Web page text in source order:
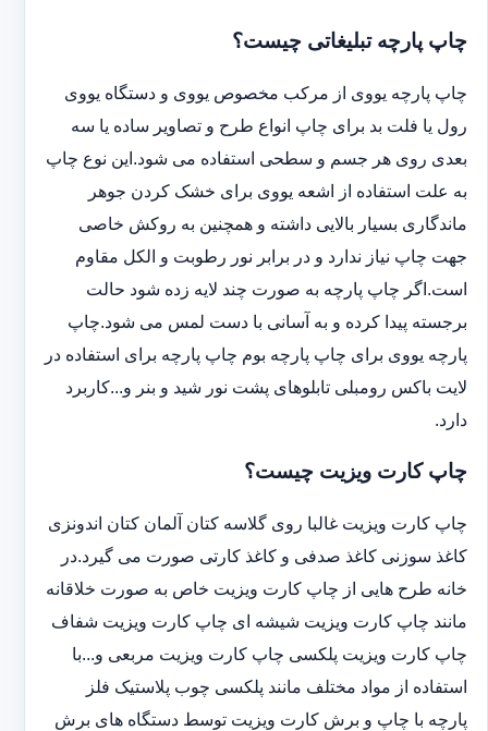
چاپ پارچه تبلیغاتی چیست؟
چاپ پارچه یووی از مرکب مخصوص یووی و دستگاه یووی
رول یا فلت بد برای چاپ انواع طرح و تصاویر ساده یا سه
بعدی روی هر جسم و سطحی استفاده می شود.این نوع چاپ
به علت استفاده از اشعه یووی برای خشک کردن جوهر
ماندگاری بسیار بالایی داشته و همچنین به روکش خاصی
جهت چاپ نیاز ندارد و در برابر نور رطوبت و الکل مقاوم
است.اگر چاپ پارچه به صورت چند لایه زده شود حالت
برجسته پیدا کرده و به آسانی با دست لمس می شود.چاپ
پارچه یووی برای چاپ پارچه بوم چاپ پارچه برای استفاده در
لایت باکس رومبلی تابلوهای پشت نور شید و بنر و...کاربرد
دارد.
چاپ کارت ویزیت چیست؟
چاپ کارت ویزیت غالبا روی گلاسه کتان آلمان کتان اندونزی
کاغذ سوزنی کاغذ صدفی و کاغذ کارتی صورت می گیرد.در
خانه طرح هایی از چاپ کارت ویزیت خاص به صورت خلاقانه
مانند چاپ کارت ویزیت شیشه ای چاپ کارت ویزیت شفاف
چاپ کارت ویزیت پلکسی چاپ کارت ویزیت مربعی و...با
استفاده از مواد مختلف مانند پلکسی چوب پلاستیک فلز
پارچه با چاپ و برش کارت ویزیت توسط دستگاه های برش